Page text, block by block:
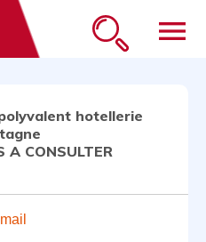
menu
hotellerie
A CONSULTER